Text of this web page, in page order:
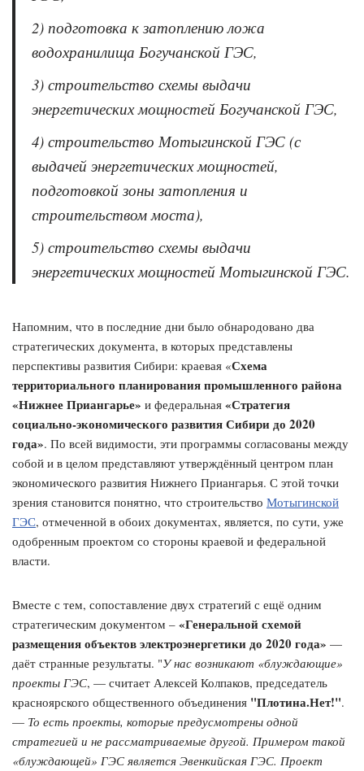
2) подготовка к затоплению ложа
водохранилища Богучанской ГЭС,
3) строительство схемы выдачи
энергетических мощностей Богучанской ГЭС,
4) строительство Мотыгинской ГЭС (с
выдачей энергетических мощностей,
подготовкой зоны затопления и
строительством моста),
5) строительство схемы выдачи
энергетических мощностей Мотыгинской ГЭС.
Напомним, что в последние дни было обнародовано два
стратегических документа, в которых представлены
перспективы развития Сибири: краевая «Схема
территориального планирования промышленного района
«Нижнее Приангарье» и федеральная «Стратегия
социально-экономического развития Сибири до 2020
года». По всей видимости, эти программы согласованы между
собой и в целом представляют утверждённый центром план
экономического развития Нижнего Приангарья. С этой точки
зрения становится понятно, что строительство Мотыгинской
ГЭС, отмеченной в обоих документах, является, по сути, уже
одобренным проектом со стороны краевой и федеральной
власти.
Вместе с тем, сопоставление двух стратегий с ещё одним
стратегическим документом – «Генеральной схемой
размещения объектов электроэнергетики до 2020 года» —
даёт странные результаты. "У нас возникают «блуждающие»
проекты ГЭС, — считает Алексей Колпаков, председатель
красноярского общественного объединения "Плотина.Нет!".
— То есть проекты, которые предусмотрены одной
стратегией и не рассматриваемые другой. Примером такой
«блуждающей» ГЭС является Эвенкийская ГЭС. Проект